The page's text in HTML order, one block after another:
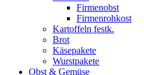
Firmenobst
Firmenrohkost
Kartoffeln festk.
Brot
Käsepakete
Wurstpakete
Obst & Gemüse